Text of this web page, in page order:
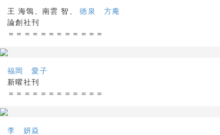
王 海鴒、南雲 智、徳泉 方庵
論創社刊
＝＝＝＝＝＝＝＝＝＝＝＝
福岡 愛子
新曜社刊
＝＝＝＝＝＝＝＝＝＝＝＝
李 妍焱